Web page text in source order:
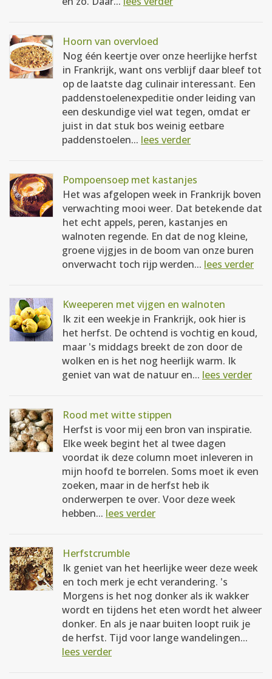
Hoorn van overvloed
Nog één keertje over onze heerlijke herfst
in Frankrijk, want ons verblijf daar bleef tot
op de laatste dag culinair interessant. Een
paddenstoelenexpeditie onder leiding van
een deskundige viel wat tegen, omdat er
juist in dat stuk bos weinig eetbare
paddenstoelen... lees verder
Pompoensoep met kastanjes
Het was afgelopen week in Frankrijk boven
verwachting mooi weer. Dat betekende dat
het echt appels, peren, kastanjes en
walnoten regende. En dat de nog kleine,
groene vijgjes in de boom van onze buren
onverwacht toch rijp werden... lees verder
Kweeperen met vijgen en walnoten
Ik zit een weekje in Frankrijk, ook hier is
het herfst. De ochtend is vochtig en koud,
maar 's middags breekt de zon door de
wolken en is het nog heerlijk warm. Ik
geniet van wat de natuur en... lees verder
Rood met witte stippen
Herfst is voor mij een bron van inspiratie.
Elke week begint het al twee dagen
voordat ik deze column moet inleveren in
mijn hoofd te borrelen. Soms moet ik even
zoeken, maar in de herfst heb ik
onderwerpen te over. Voor deze week
hebben... lees verder
Herfstcrumble
Ik geniet van het heerlijke weer deze week
en toch merk je echt verandering. 's
Morgens is het nog donker als ik wakker
wordt en tijdens het eten wordt het alweer
donker. En als je naar buiten loopt ruik je
de herfst. Tijd voor lange wandelingen...
lees verder